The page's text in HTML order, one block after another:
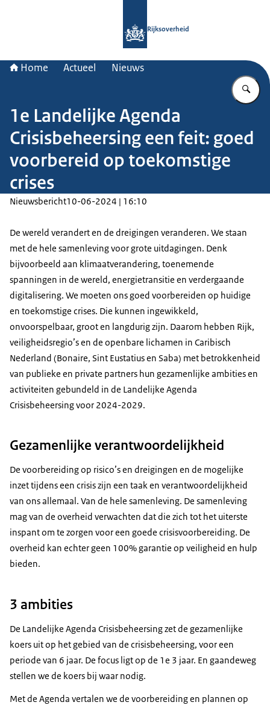
Rijksoverheid
Home Actueel Nieuws
1e Landelijke Agenda
Crisisbeheersing een feit: goed
voorbereid op toekomstige
crises
Nieuwsbericht10-06-2024 | 16:10
De wereld verandert en de dreigingen veranderen. We staan
met de hele samenleving voor grote uitdagingen. Denk
bijvoorbeeld aan klimaatverandering, toenemende
spanningen in de wereld, energietransitie en verdergaande
digitalisering. We moeten ons goed voorbereiden op huidige
en toekomstige crises. Die kunnen ingewikkeld,
onvoorspelbaar, groot en langdurig zijn. Daarom hebben Rijk,
veiligheidsregio’s en de openbare lichamen in Caribisch
Nederland (Bonaire, Sint Eustatius en Saba) met betrokkenheid
van publieke en private partners hun gezamenlijke ambities en
activiteiten gebundeld in de Landelijke Agenda
Crisisbeheersing voor 2024-2029.
Gezamenlijke verantwoordelijkheid
De voorbereiding op risico’s en dreigingen en de mogelijke
inzet tijdens een crisis zijn een taak en verantwoordelijkheid
van ons allemaal. Van de hele samenleving. De samenleving
mag van de overheid verwachten dat die zich tot het uiterste
inspant om te zorgen voor een goede crisisvoorbereiding. De
overheid kan echter geen 100% garantie op veiligheid en hulp
bieden.
3 ambities
De Landelijke Agenda Crisisbeheersing zet de gezamenlijke
koers uit op het gebied van de crisisbeheersing, voor een
periode van 6 jaar. De focus ligt op de 1e 3 jaar. En gaandeweg
stellen we de koers bij waar nodig.
Met de Agenda vertalen we de voorbereiding en plannen op